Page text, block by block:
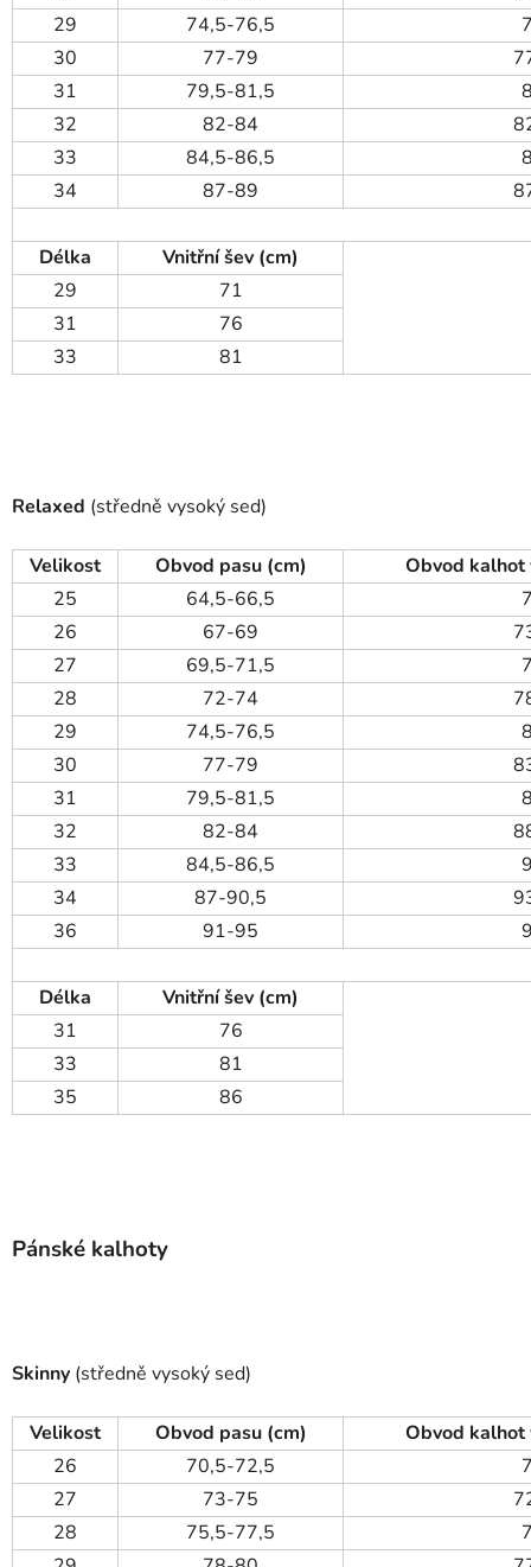
29
74,5-76,5
30
77-79
31
79,5-81,5
32
82-84
33
84,5-86,5
34
87-89
Délka
Vnitřní šev (cm)
29
71
31
76
33
81
Relaxed (středně vysoký sed)
Velikost Obvod pasu (cm)
Obvod kalhot
25
64,5-66,5
26
67-69
27
69,5-71,5
28
72-74
29
74,5-76,5
30
77-79
31
79,5-81,5
32
82-84
33
84,5-86,5
34
87-90,5
36
91-95
Délka
Vnitřní šev (cm)
31
76
33
81
35
86
Pánské kalhoty
Skinny (středně vysoký sed)
Velikost Obvod pasu (cm)
Obvod kalhot
26
70,5-72,5
27
73-75
28
75,5-77,5